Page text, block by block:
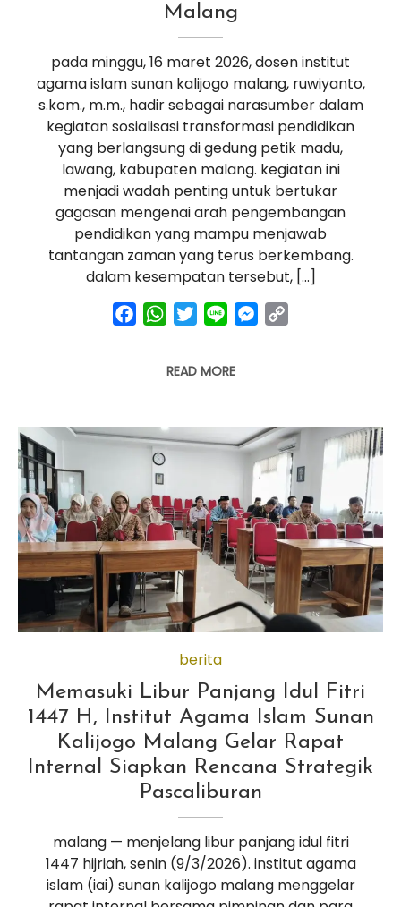
Malang
pada minggu, 16 maret 2026, dosen institut
agama islam sunan kalijogo malang, ruwiyanto,
s.kom., m.m., hadir sebagai narasumber dalam
kegiatan sosialisasi transformasi pendidikan
yang berlangsung di gedung petik madu,
lawang, kabupaten malang. kegiatan ini
menjadi wadah penting untuk bertukar
gagasan mengenai arah pengembangan
pendidikan yang mampu menjawab
tantangan zaman yang terus berkembang.
dalam kesempatan tersebut, […]
facebookwhatsapp
twitterline messenger
READ MORE
berita
Memasuki Libur Panjang Idul Fitri
1447 H, Institut Agama Islam Sunan
Kalijogo Malang Gelar Rapat
Internal Siapkan Rencana Strategik
Pascaliburan
malang — menjelang libur panjang idul fitri
1447 hijriah, senin (9/3/2026). institut agama
islam (iai) sunan kalijogo malang menggelar